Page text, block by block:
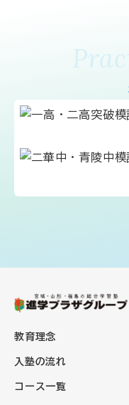
教育理念
入塾の流れ
コース一覧